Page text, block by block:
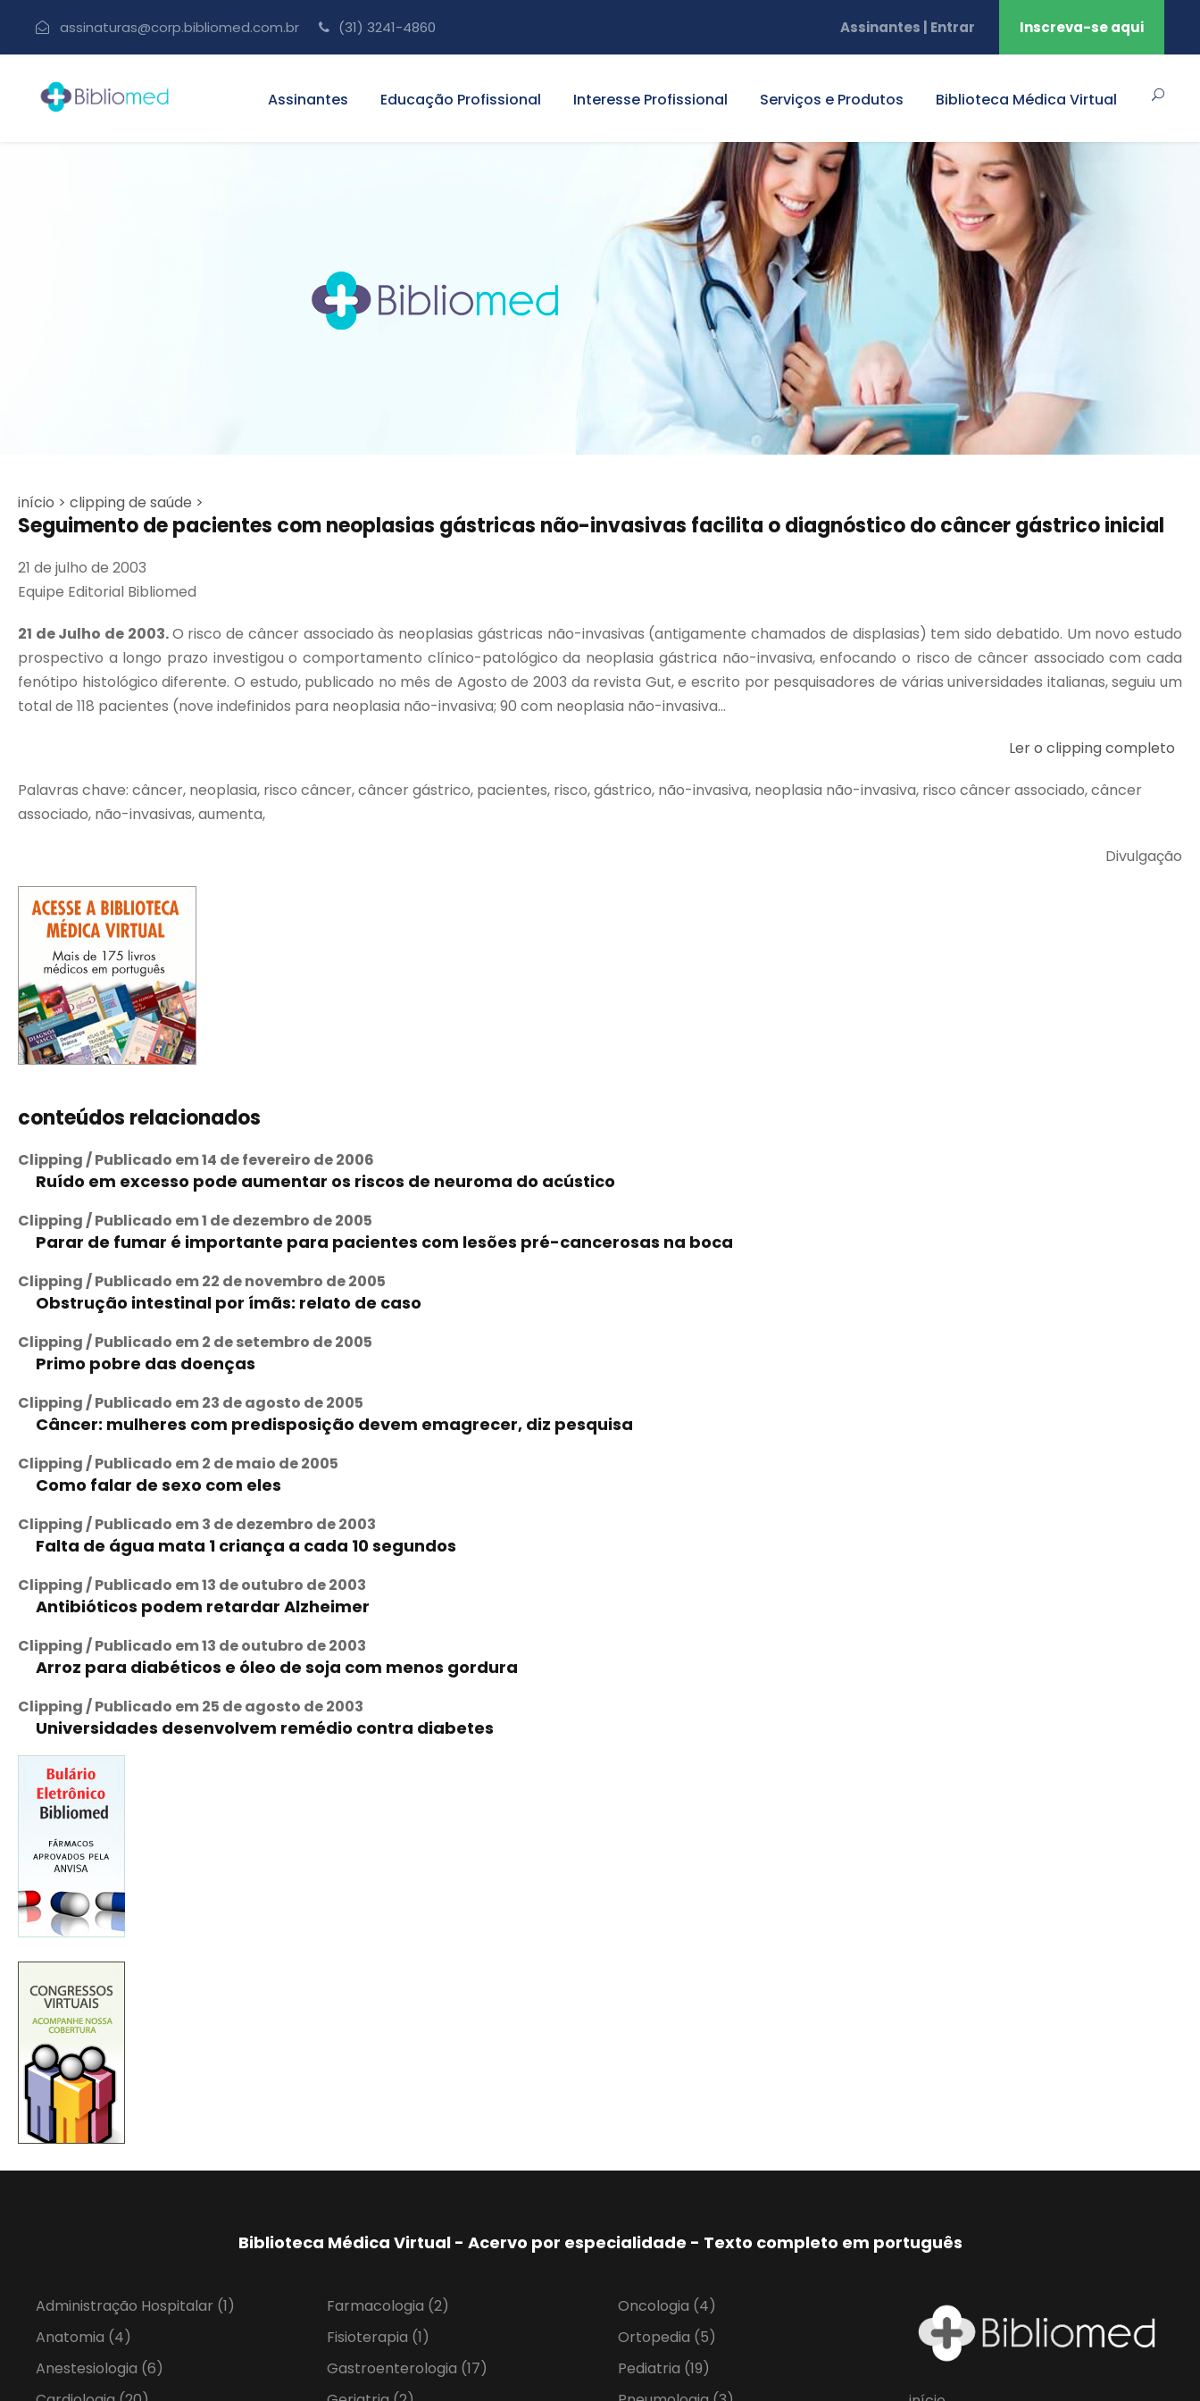
assinaturas@corp.bibliomed.com.br (31) 3241-4860 Assinantes | Entrar Inscreva-se aqui
Assinantes Educação Profissional Interesse Profissional Serviços e Produtos Biblioteca Médica Virtual
início > clipping de saúde >
Seguimento de pacientes com neoplasias gástricas não-invasivas facilita o diagnóstico do câncer gástrico inicial
21 de julho de 2003
Equipe Editorial Bibliomed
21 de Julho de 2003.O risco de câncer associado às neoplasias gástricas não-invasivas (antigamente chamados de displasias) tem sido debatido. Um novo estudo
prospectivo a longo prazo investigou o comportamento clínico-patológico da neoplasia gástrica não-invasiva, enfocando o risco de câncer associado com cada
fenótipo histológico diferente. O estudo, publicado no mês de Agosto de 2003 da revista Gut, e escrito por pesquisadores de várias universidades italianas, seguiu um
total de 118 pacientes (nove indefinidos para neoplasia não-invasiva; 90 com neoplasia não-invasiva...
Ler o clipping completo
Palavras chave: câncer, neoplasia, risco câncer, câncer gástrico, pacientes, risco, gástrico, não-invasiva, neoplasia não-invasiva, risco câncer associado, câncer
associado, não-invasivas, aumenta,
Divulgação
conteúdos relacionados
Clipping / Publicado em 14 de fevereiro de 2006
Ruído em excesso pode aumentar os riscos de neuroma do acústico
Clipping / Publicado em 1 de dezembro de 2005
Parar de fumar é importante para pacientes com lesões pré-cancerosas na boca
Clipping / Publicado em 22 de novembro de 2005
Obstrução intestinal por ímãs: relato de caso
Clipping / Publicado em 2 de setembro de 2005
Primo pobre das doenças
Clipping / Publicado em 23 de agosto de 2005
Câncer: mulheres com predisposição devem emagrecer, diz pesquisa
Clipping / Publicado em 2 de maio de 2005
Como falar de sexo com eles
Clipping / Publicado em 3 de dezembro de 2003
Falta de água mata 1 criança a cada 10 segundos
Clipping / Publicado em 13 de outubro de 2003
Antibióticos podem retardar Alzheimer
Clipping / Publicado em 13 de outubro de 2003
Arroz para diabéticos e óleo de soja com menos gordura
Clipping / Publicado em 25 de agosto de 2003
Universidades desenvolvem remédio contra diabetes
Biblioteca Médica Virtual - Acervo por especialidade - Texto completo em português
Administração Hospitalar (1)
Anatomia (4)
Anestesiologia (6)
Farmacologia (2)
Fisioterapia (1)
Gastroenterologia (17)
Oncologia (4)
Ortopedia (5)
Pediatria (19)